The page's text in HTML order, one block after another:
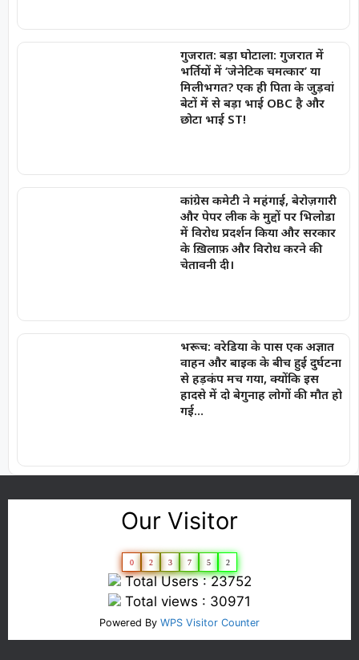
गुजरात: बड़ा घोटाला: गुजरात में
भर्तियों में ‘जेनेटिक चमत्कार’ या
मिलीभगत? एक ही पिता के जुड़वां
बेटों में से बड़ा भाई OBC है और
छोटा भाई ST!
कांग्रेस कमेटी ने महंगाई, बेरोज़गारी
और पेपर लीक के मुद्दों पर भिलोडा
में विरोध प्रदर्शन किया और सरकार
के ख़िलाफ़ और विरोध करने की
चेतावनी दी।
भरूच: वरेडिया के पास एक अज्ञात
वाहन और बाइक के बीच हुई दुर्घटना
से हड़कंप मच गया, क्योंकि इस
हादसे में दो बेगुनाह लोगों की मौत हो
गई…
Our Visitor
0 2 3 7 5 2
Total Users : 23752
Total views : 30971
Powered By WPS Visitor Counter